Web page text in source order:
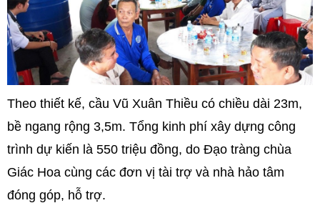
Theo thiết kế, cầu Vũ Xuân Thiều có chiều dài 23m,
bề ngang rộng 3,5m. Tổng kinh phí xây dựng công
trình dự kiến là 550 triệu đồng, do Đạo tràng chùa
Giác Hoa cùng các đơn vị tài trợ và nhà hảo tâm
đóng góp, hỗ trợ.